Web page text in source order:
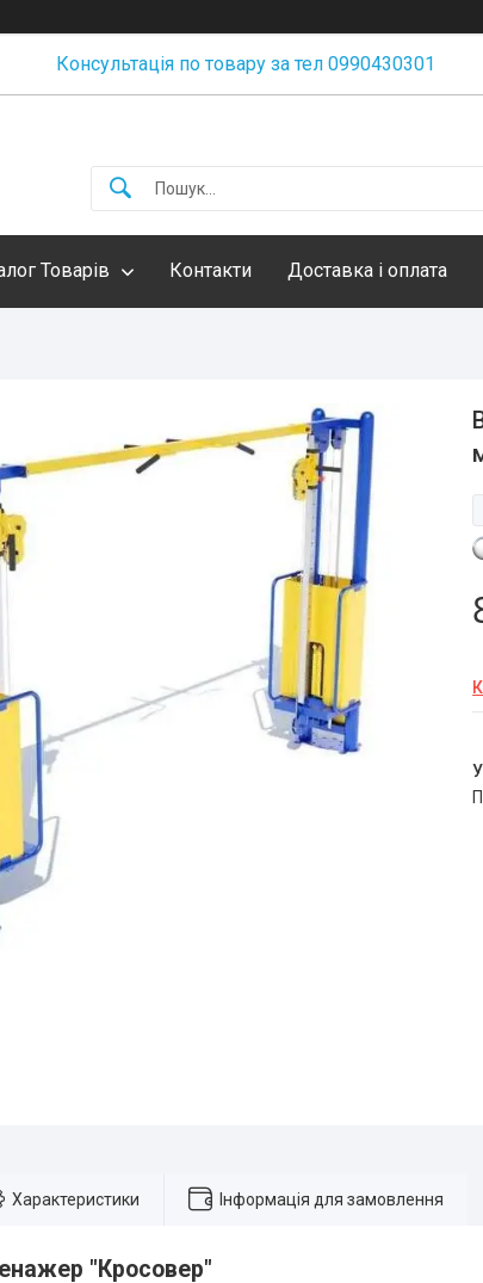
Консультація по товару за тел 0990430301
Товарів Контакти Доставка і оплата
Характеристики Інформація для замовлення
"Кросовер"